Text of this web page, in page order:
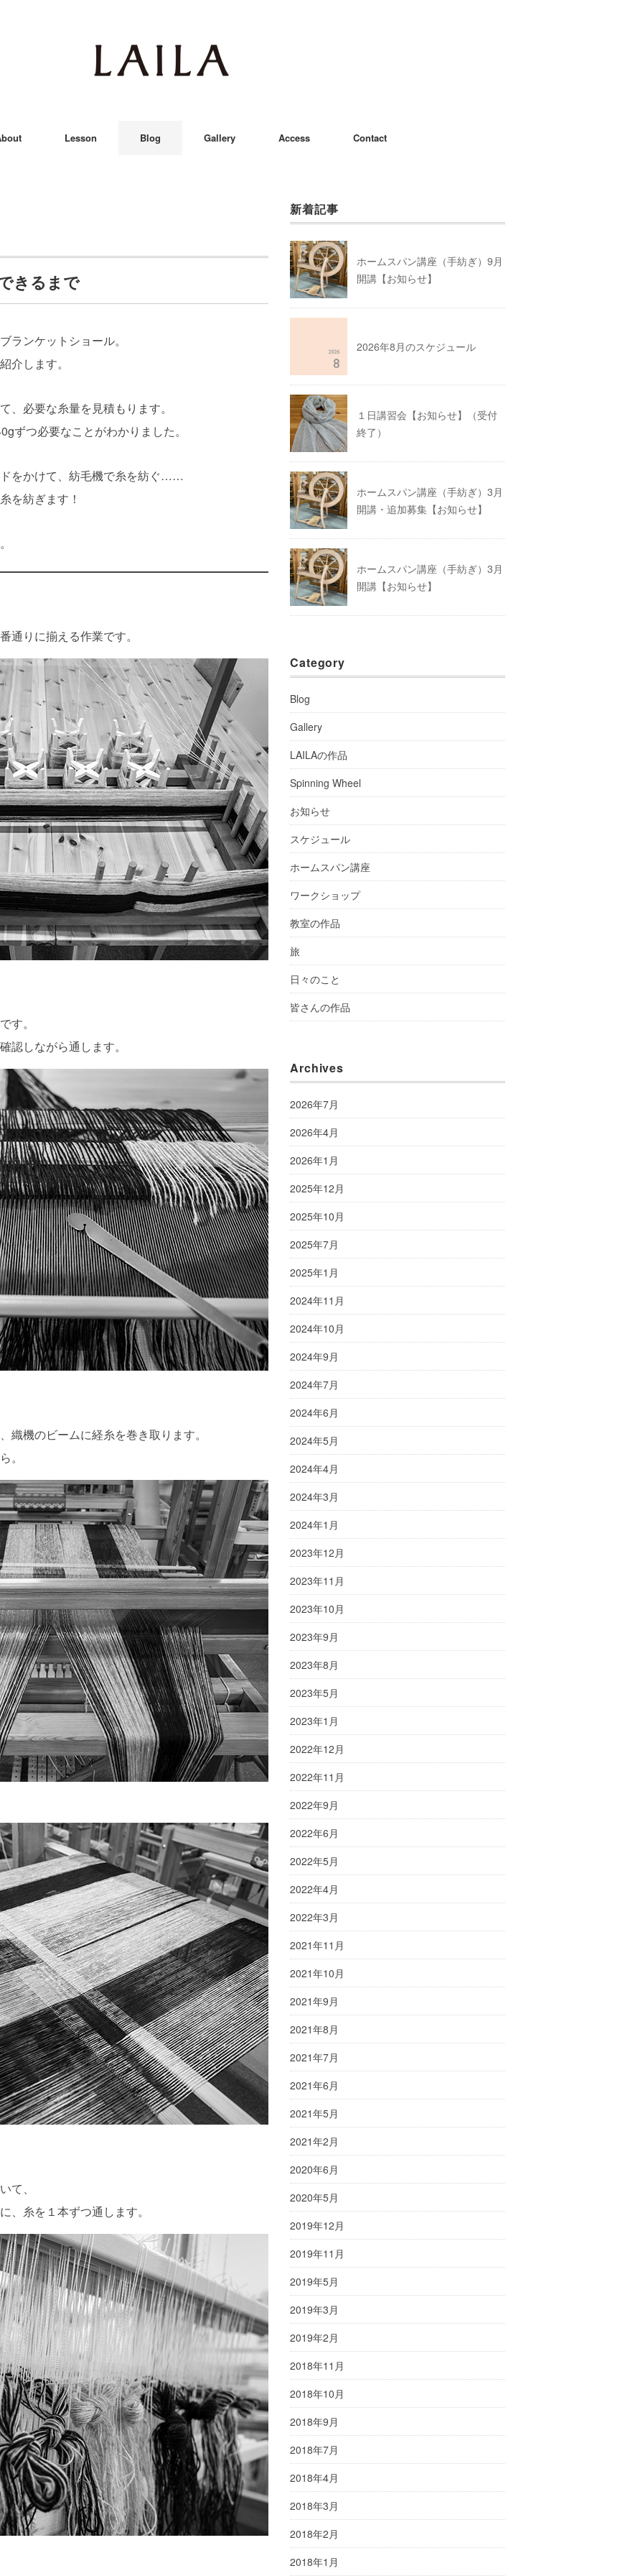
Lesson Blog Gallery Access Contact
きるまで
ランケットショール。
介します。
、必要な糸量を見積もります。
ずつ必要なことがわかりました。
をかけて、紡毛機で糸を紡ぐ……
を紡ぎます！
通りに揃える作業です。
す。
認しながら通します。
織機のビームに経糸を巻き取ります。
。
て、
、糸を１本ずつ通します。
新着記事
ホームスパン講座（手紡ぎ）9月
開講【お知らせ】
2026年8月のスケジュール
１日講習会【お知らせ】（受付
終了）
ホームスパン講座（手紡ぎ）3月
開講・追加募集【お知らせ】
ホームスパン講座（手紡ぎ）3月
開講【お知らせ】
Category
Blog
Gallery
LAILAの作品
Spinning Wheel
お知らせ
スケジュール
ホームスパン講座
ワークショップ
教室の作品
旅
日々のこと
皆さんの作品
Archives
2026年7月
2026年4月
2026年1月
2025年12月
2025年10月
2025年7月
2025年1月
2024年11月
2024年10月
2024年9月
2024年7月
2024年6月
2024年5月
2024年4月
2024年3月
2024年1月
2023年12月
2023年11月
2023年10月
2023年9月
2023年8月
2023年5月
2023年1月
2022年12月
2022年11月
2022年9月
2022年6月
2022年5月
2022年4月
2022年3月
2021年11月
2021年10月
2021年9月
2021年8月
2021年7月
2021年6月
2021年5月
2021年2月
2020年6月
2020年5月
2019年12月
2019年11月
2019年5月
2019年3月
2019年2月
2018年11月
2018年10月
2018年9月
2018年7月
2018年4月
2018年3月
2018年2月
2018年1月